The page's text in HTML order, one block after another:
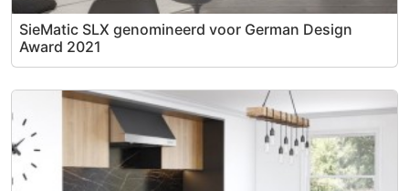
SieMatic SLX genomineerd voor German Design
Award 2021